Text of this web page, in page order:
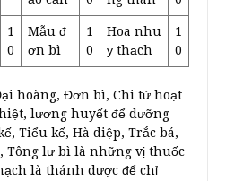
1
0
Mẫu đ
ơn bì
1
0
Hoa nhu
ỵ thạch
1
0
hoàng, Đơn bì, Chi tử hoạt
lương huyết để dưỡng
Tiểu kế, Hà diệp, Trắc bá,
Tông lư bì là những vị thuốc
là thánh dược để chỉ